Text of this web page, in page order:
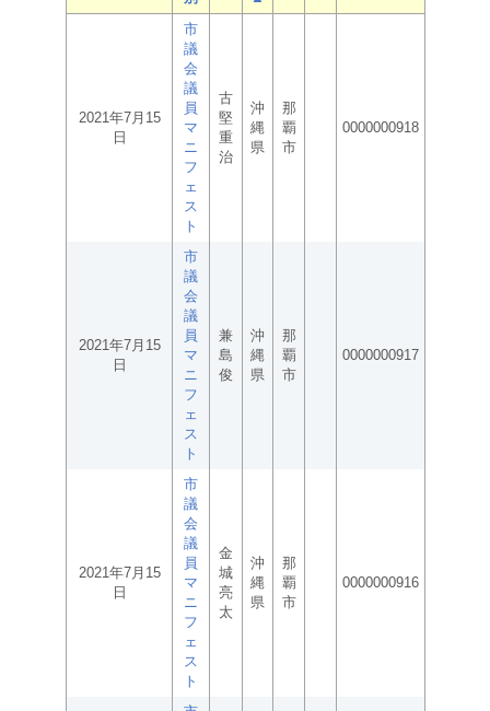
2021年7月15
日
市
議
会
議
員
マ
ニ
フ
ェ
ス
ト
古
堅
重
治
沖
縄
県
那
覇
市
0000000918
2021年7月15
日
市
議
会
議
員
マ
ニ
フ
ェ
ス
ト
兼
島
俊
沖
縄
県
那
覇
市
0000000917
2021年7月15
日
市
議
会
議
員
マ
ニ
フ
ェ
ス
ト
金
城
亮
太
沖
縄
県
那
覇
市
0000000916